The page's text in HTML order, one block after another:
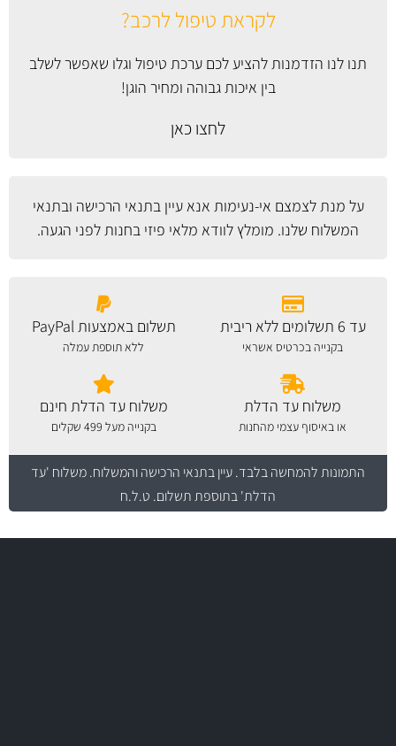
לקראת טיפול לרכב?
תנו לנו הזדמנות להציע לכם ערכת טיפול וגלו שאפשר לשלב
בין איכות גבוהה ומחיר הוגן!
לחצו כאן
על מנת לצמצם אי-נעימות אנא עייןבתנאי הרכישה ובתנאי
המשלוח שלנו. מומלץ לוודא מלאי פיזי בחנות לפני הגעה.
עד 6 תשלומים ללא ריבית
בקנייה בכרטיס אשראי
תשלום באמצעות PayPal
ללא תוספת עמלה
משלוח עד הדלת
או באיסוף עצמי מהחנות
משלוח עד הדלת חינם
בקנייה מעל 499 שקלים
התמונות להמחשה בלבד.עיין בתנאי הרכישה והמשלוח. משלוח 'עד
הדלת' בתוספת תשלום. ט.ל.ח